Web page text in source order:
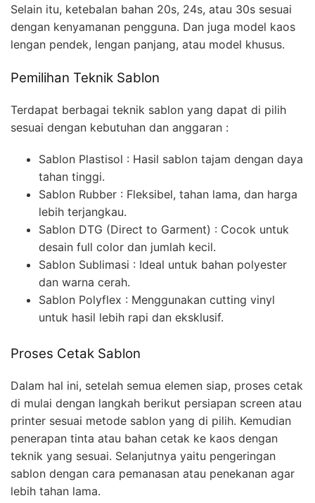
Selain itu, ketebalan bahan 20s, 24s, atau 30s sesuai
dengan kenyamanan pengguna. Dan juga model kaos
lengan pendek, lengan panjang, atau model khusus.
Pemilihan Teknik Sablon
Terdapat berbagai teknik sablon yang dapat di pilih
sesuai dengan kebutuhan dan anggaran :
Sablon Plastisol : Hasil sablon tajam dengan daya
tahan tinggi.
Sablon Rubber : Fleksibel, tahan lama, dan harga
lebih terjangkau.
Sablon DTG (Direct to Garment) : Cocok untuk
desain full color dan jumlah kecil.
Sablon Sublimasi : Ideal untuk bahan polyester
dan warna cerah.
Sablon Polyflex : Menggunakan cutting vinyl
untuk hasil lebih rapi dan eksklusif.
Proses Cetak Sablon
Dalam hal ini, setelah semua elemen siap, proses cetak
di mulai dengan langkah berikut persiapan screen atau
printer sesuai metode sablon yang di pilih. Kemudian
penerapan tinta atau bahan cetak ke kaos dengan
teknik yang sesuai. Selanjutnya yaitu pengeringan
sablon dengan cara pemanasan atau penekanan agar
lebih tahan lama.